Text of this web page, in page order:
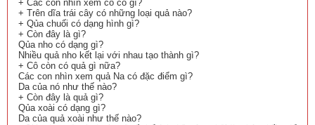
+ Các con nhìn xem cô có gì?
+ Trên dĩa trái cây có những loại quả nào?
+ Qủa chuối có dạng hình gì?
+ Còn đây là gì?
Qủa nho có dạng gì?
Nhiều quả nho kết lại với nhau tạo thành gì?
+ Cô còn có quả gì nữa?
Các con nhìn xem quả Na có đặc điểm gì?
Da của nó như thế nào?
+ Còn đây là quả gì?
Qủa xoài có dạng gì?
Da của quả xoài như thế nào?